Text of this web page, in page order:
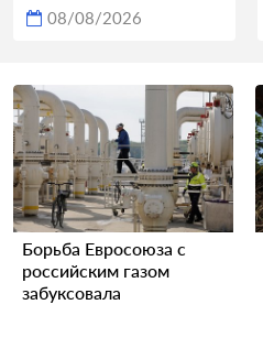
08/08/2026
Борьба Евросоюза с
российским газом
забуксовала